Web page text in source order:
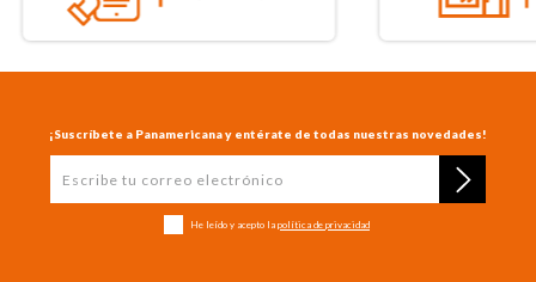
¡Suscríbete a Panamericana y entérate de todas nuestras novedades!
He leído y acepto la política de privacidad